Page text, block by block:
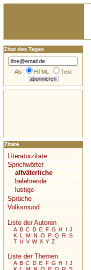
Zitat des Tages
Als HTML Text
Zitate
Literaturzitate
Sprichwörter
altväterliche
belehrende
lustige
Sprüche
Volksmund
Liste der Autoren
A B C D E F G H I J
K L M N O P Q R S
T U V W X Y Z
Liste der Themen
A B C D E F G H I J